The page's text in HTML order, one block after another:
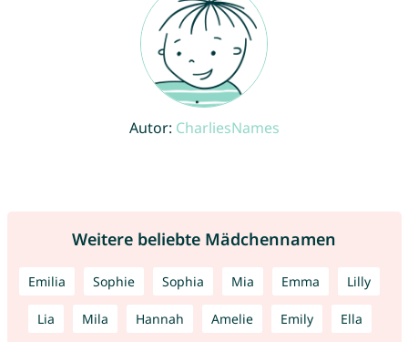
Autor: CharliesNames
Weitere beliebte Mädchennamen
Emilia Sophie Sophia Mia Emma Lilly
Lia Mila Hannah Amelie Emily Ella